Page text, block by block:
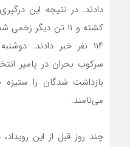
دادند. در نتیجه این
کشته و ۱۱ تن دیگر
۱۱۴ نفر خبر دادند.
سرکوب بحران در پامیر
بازداشت شدگان را ستیزه
می‌نامند.
چند روز قبل از این